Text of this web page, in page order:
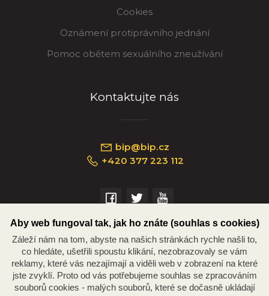
Cookies
Oznámení protiprávního jednání
Pomoc obětem sexuálního zneužívání
Kontaktujte nás
bip@bip.cz
+420 377 223 112
Náměstí Republiky 234/35, 301 00 Plzeň
Aby web fungoval tak, jak ho znáte (souhlas s cookies)
Záleží nám na tom, abyste na našich stránkách rychle našli to,
co hledáte, ušetřili spoustu klikání, nezobrazovaly se vám
reklamy, které vás nezajímají a viděli web v zobrazení na které
jste zvyklí. Proto od vás potřebujeme souhlas se zpracováním
souborů cookies - malých souborů, které se dočasně ukládají